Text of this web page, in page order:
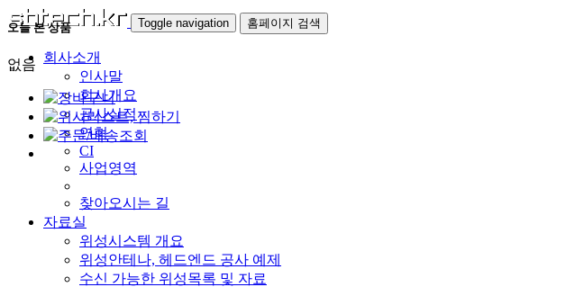
Toggle navigation 홈페이지 검색
회사소개
인사말
회사개요
공사실적
연혁
CI
사업영역
찾아오시는 길
자료실
위성시스템 개요
위성안테나, 헤드엔드 공사 예제
수신 가능한 위성목록 및 자료
오늘 본 상품
없음